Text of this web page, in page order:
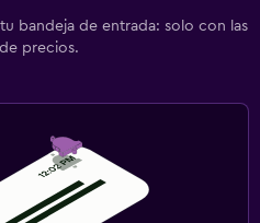
bandeja de entrada: solo con las
precios.